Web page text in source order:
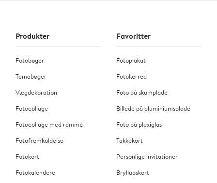
Produkter
Fotobøger
Temabøger
Vægdekoration
Fotocollage
Fotocollage med ramme
Fotofremkaldelse
Fotokort
Fotokalendere
Favoritter
Fotoplakat
Fotolærred
Foto på skumplade
Billede på aluminiumsplade
Foto på plexiglas
Takkekort
Personlige invitationer
Bryllupskort